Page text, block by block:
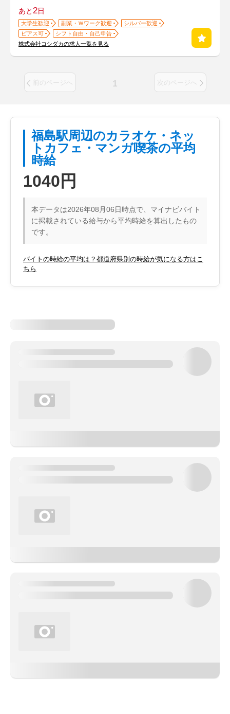
あと2日
大学生歓迎 副業・Ｗワーク歓迎
シルバー歓迎
ピアス可
シフト自由・自己申告
株式会社コシダカの求人一覧を見る
前のページへ 1 次のページへ
福島駅周辺のカラオケ・ネッ
トカフェ・マンガ喫茶の平均
時給
1040円
本データは2026年08月06日時点で、マイナビバイト
に掲載されている給与から平均時給を算出したもの
です。
バイトの時給の平均は？都道府県別の時給が気になる方はこ
ちら